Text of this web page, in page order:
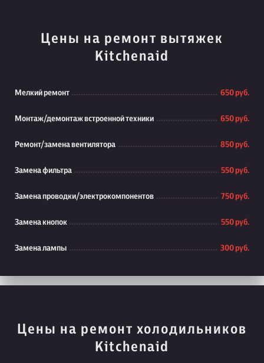
Цены на ремонт вытяжек
Kitchenaid
Мелкий ремонт 650 руб.
Монтаж/демонтаж встроенной техники 650 руб.
Ремонт/замена вентилятора 850 руб.
Замена фильтра 550 руб.
Замена проводки/электрокомпонентов 750 руб.
Замена кнопок 550 руб.
Замена лампы 300 руб.
Цены на ремонт холодильников
Kitchenaid